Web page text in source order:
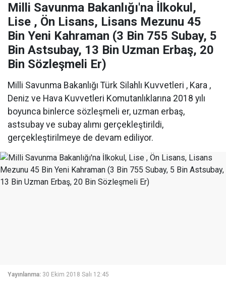
Milli Savunma Bakanlığı'na İlkokul,
Lise , Ön Lisans, Lisans Mezunu 45
Bin Yeni Kahraman (3 Bin 755 Subay, 5
Bin Astsubay, 13 Bin Uzman Erbaş, 20
Bin Sözleşmeli Er)
Milli Savunma Bakanlığı Türk Silahlı Kuvvetleri , Kara ,
Deniz ve Hava Kuvvetleri Komutanlıklarına 2018 yılı
boyunca binlerce sözleşmeli er, uzman erbaş,
astsubay ve subay alımı gerçekleştirildi,
gerçekleştirilmeye de devam ediliyor.
Yayınlanma: 30 Ekim 2018 Salı 12:45